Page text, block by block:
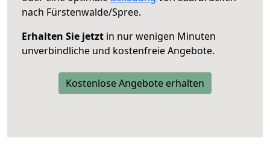
nach Fürstenwalde/Spree.
Erhalten Sie jetzt in nur wenigen Minuten
unverbindliche und kostenfreie Angebote.
Kostenlose Angebote erhalten